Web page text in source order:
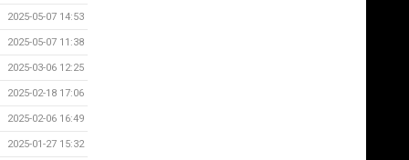
2025-05-07 14:53
2025-05-07 11:38
2025-03-06 12:25
2025-02-18 17:06
2025-02-06 16:49
2025-01-27 15:32